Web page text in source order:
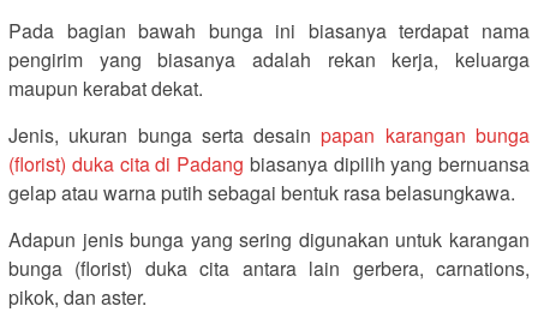
Pada bagian bawah bunga ini biasanya terdapat nama
pengirim yang biasanya adalah rekan kerja, keluarga
maupun kerabat dekat.
Jenis, ukuran bunga serta desainpapan karangan bunga
(florist) duka cita di Padang biasanya dipilih yang bernuansa
gelap atau warna putih sebagai bentuk rasa belasungkawa.
Adapun jenis bunga yang sering digunakan untuk karangan
bunga (florist) duka cita antara lain gerbera, carnations,
pikok, dan aster.